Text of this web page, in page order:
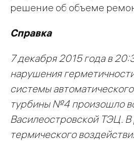
решение об объеме
Справка
7 декабря 2015 года в
нарушения
системы
турбины №4 произошло
Василеостровской ТЭЦ. В
термического